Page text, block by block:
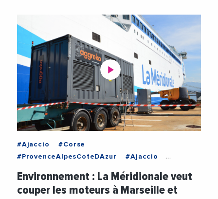
#Ajaccio
#Corse
#ProvenceAlpesCoteDAzur
#Ajaccio
#Environnement
#ProvenceAlpesCoteDAzur
#Videos
#VieDesEntreprises
Environnement : La Méridionale veut
couper les moteurs à Marseille et